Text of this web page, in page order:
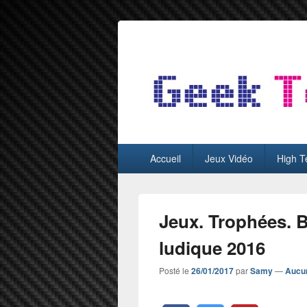
GeekTest
principalAccueil Jeux Vidéo High
Jeux. Trophées.
ludique 2016
Posté le 26/01/2017parSamy—